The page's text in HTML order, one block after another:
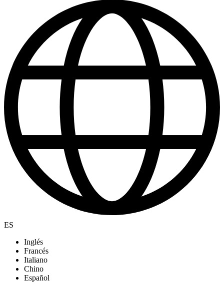
ES
Inglés
Francés
Italiano
Chino
Español